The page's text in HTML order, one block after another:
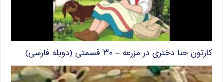
کارتون حنا دختری در مزرعه – ۳۰ قسمتی (دوبله فارسی)